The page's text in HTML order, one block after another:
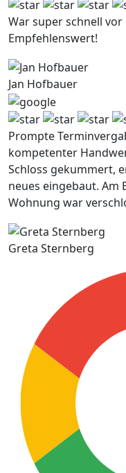
War super schnell
Empfehlenswert!
Jan Hofbauer
Prompte
kompetenter
Schloss gekummert,
neues eingebaut. Am
Wohnung war
Greta Sternberg